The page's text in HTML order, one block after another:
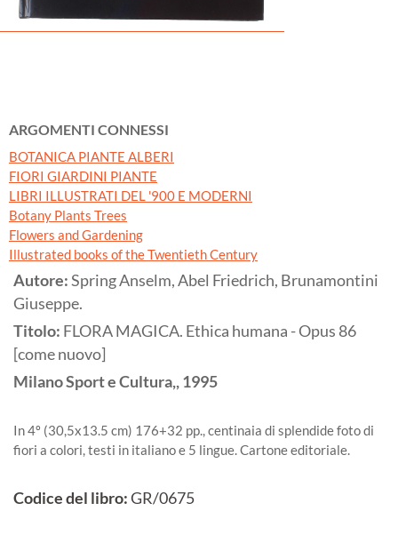
ARGOMENTI CONNESSI
BOTANICA PIANTE ALBERI
FIORI GIARDINI PIANTE
LIBRI ILLUSTRATI DEL '900 E MODERNI
Botany Plants Trees
Flowers and Gardening
Illustrated books of the Twentieth Century
Autore:Spring Anselm, Abel Friedrich, Brunamontini
Giuseppe.
Titolo: FLORA MAGICA. Ethica humana - Opus 86
[come nuovo]
MilanoSport e Cultura,,1995
In 4º (30,5x13.5 cm) 176+32 pp., centinaia di splendide foto di
fiori a colori, testi in italiano e 5 lingue. Cartone editoriale.
Codice del libro:GR/0675